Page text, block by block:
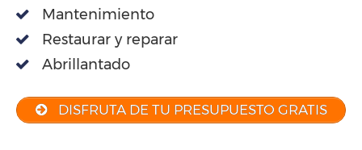
Mantenimiento
Restaurar y reparar
Abrillantado
DISFRUTA DE TU PRESUPUESTO GRATIS